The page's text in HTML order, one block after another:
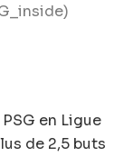
en Ligue
de 2,5 buts